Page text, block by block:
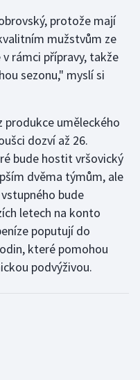
protože mají
mužstvům ze
rámci přípravy, takže
sezonu," myslí si
produkce uměleckého
dozví až 26.
bude hostit vršovický
dvěma týmům, ale
bude
letech na konto
poputují do
které pomohou
podvýživou.